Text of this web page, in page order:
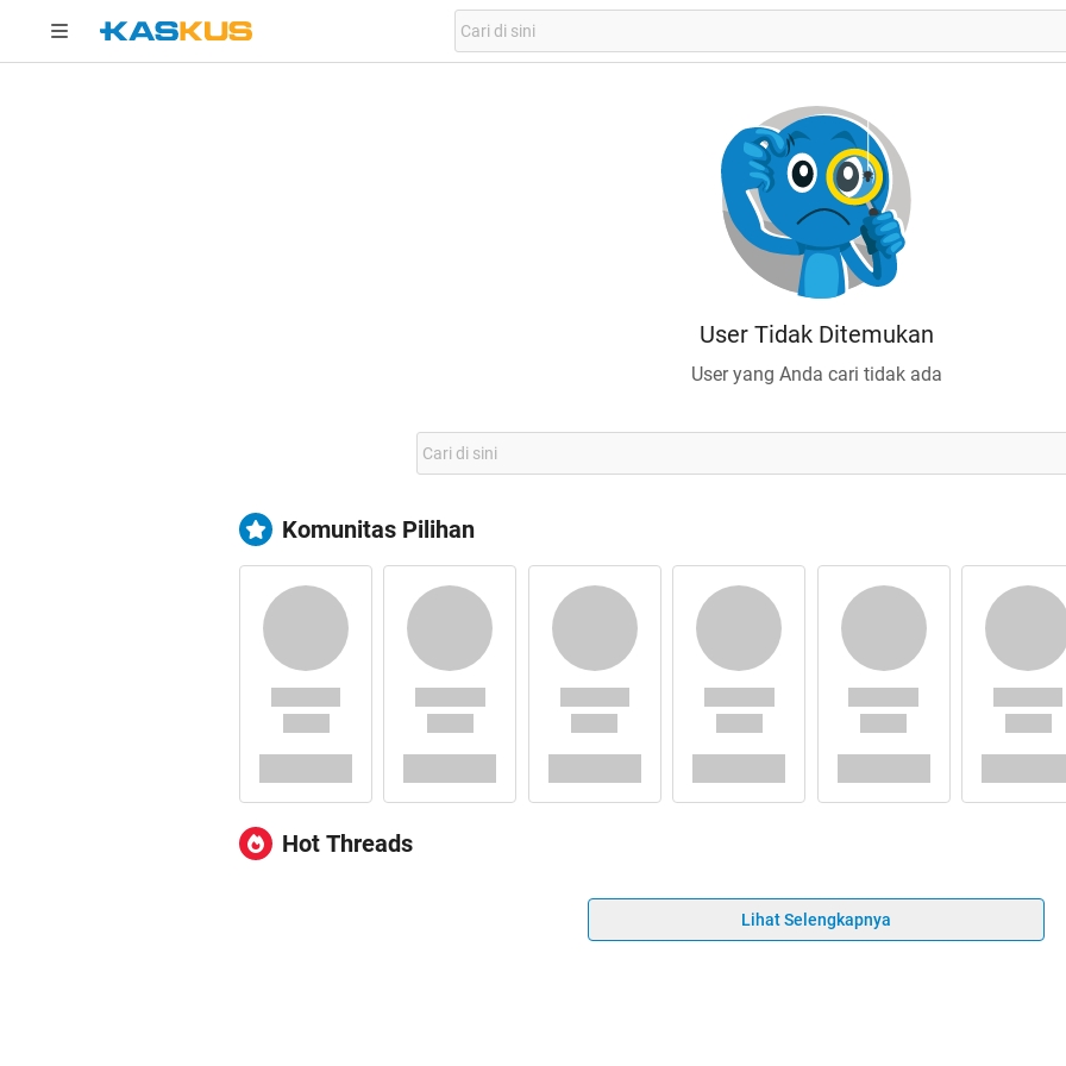
User Tidak Ditemukan
User yang Anda cari tidak ada
Komunitas Pilihan
Hot Threads
Lihat Selengkapnya